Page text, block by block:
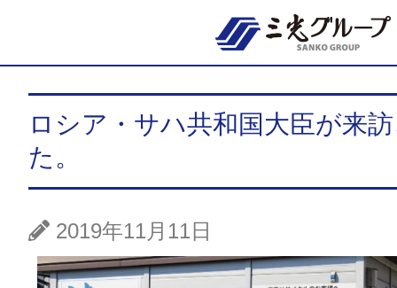
ロシア・サハ共和国大臣が来
た。
2019年11月11日